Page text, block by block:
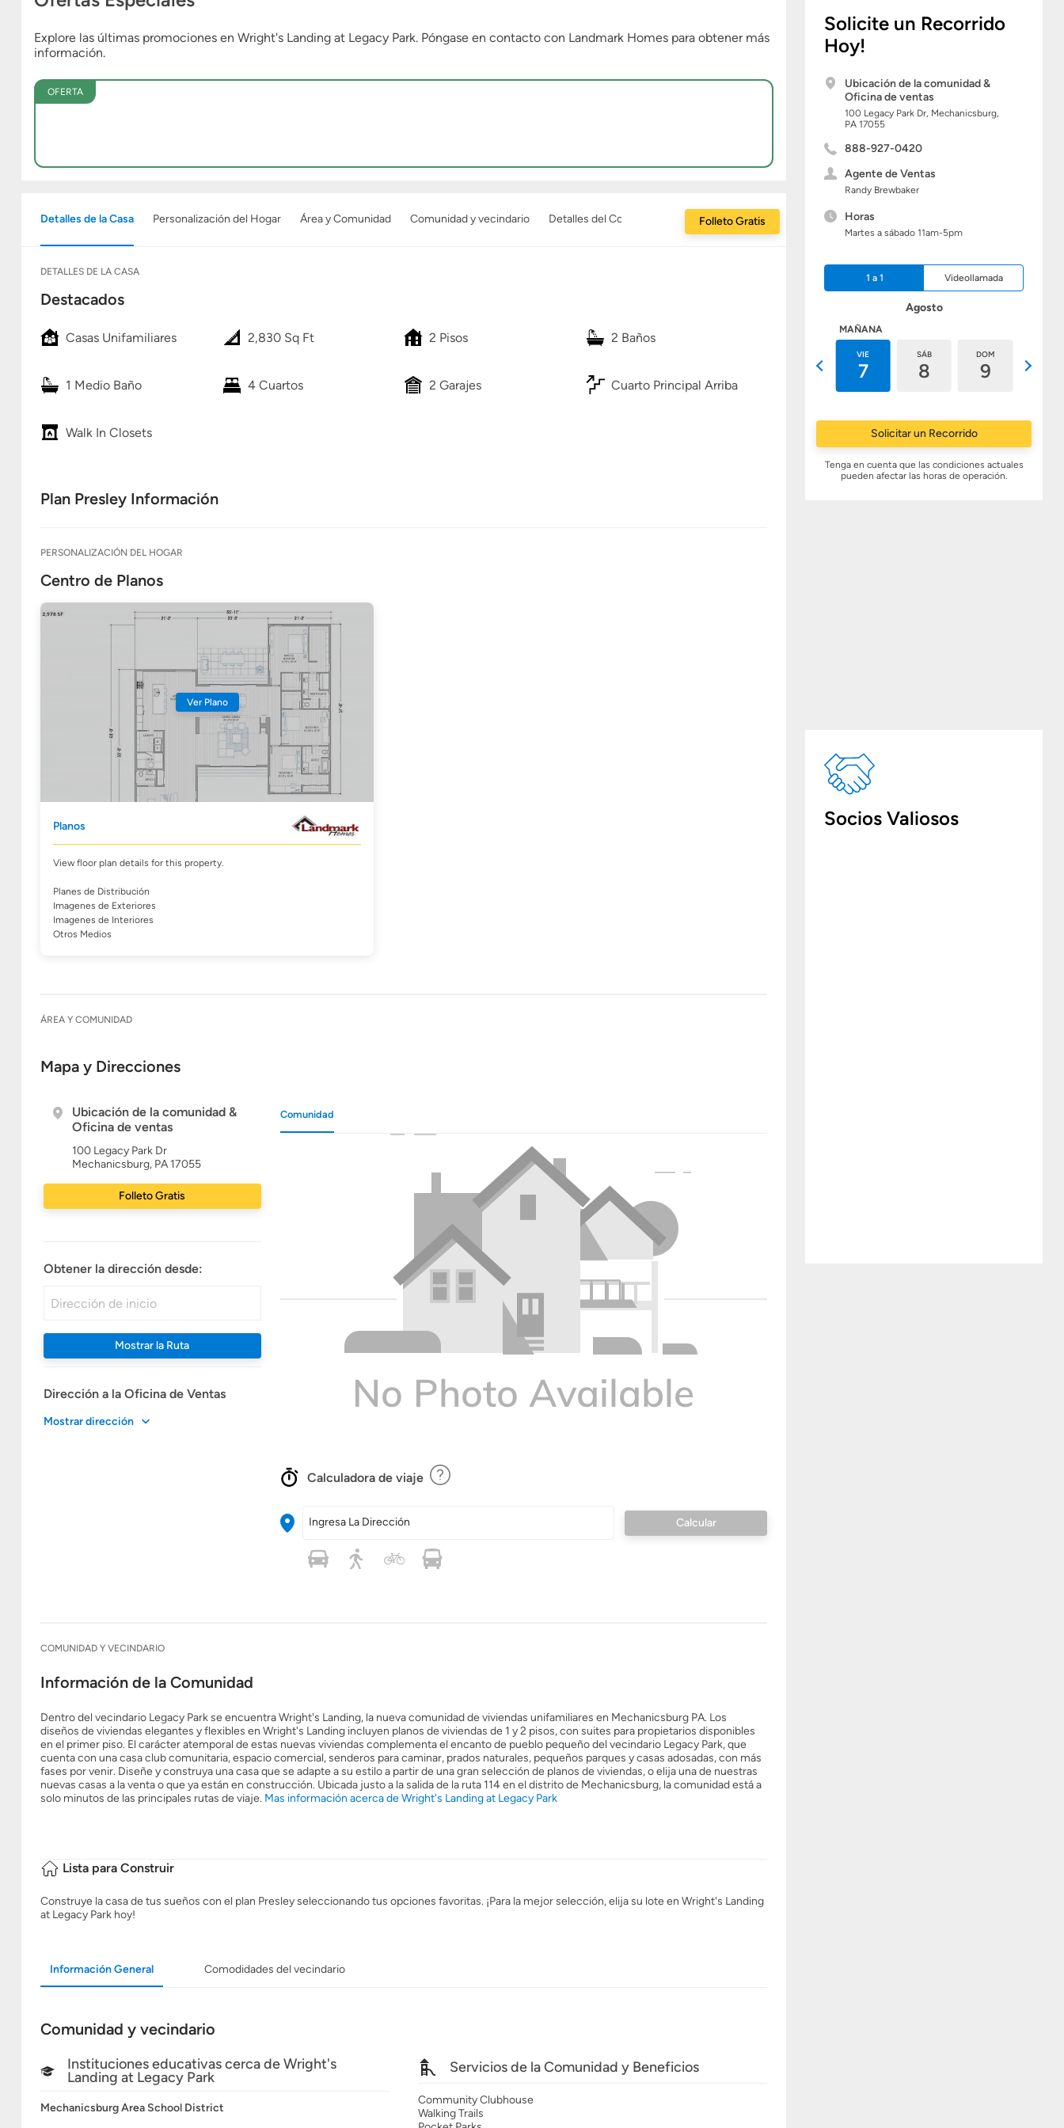
Solicite un Recorrido
Hoy!
Ubicación de la comunidad &
Oficina de ventas
100 Legacy Park Dr, Mechanicsburg,
PA 17055
888-927-0420
Agente de Ventas
Randy Brewbaker
Horas
Martes a sábado 11am-5pm
1 a 1 Videollamada
Agosto
MAÑANA
VIE
7
SÁB
8
DOM
9
Solicitar un Recorrido
Tenga en cuenta que las condiciones actuales
pueden afectar las horas de operación.
Socios Valiosos
Explore las últimas promociones en Wright's Landing at Legacy Park. Póngase en contacto con Landmark Homes para obtener más
información.
OFERTA
Detalles de la Casa Personalización del Hogar Área y Comunidad Comunidad y vecindario Detalles del Constructor Folleto Gratis
DETALLES DE LA CASA
Destacados
Casas Unifamiliares 2,830 Sq Ft 2 Pisos 2 Baños
1 Medio Baño 4 Cuartos 2 Garajes Cuarto Principal Arriba
Walk In Closets
Plan Presley Información
PERSONALIZACIÓN DEL HOGAR
Centro de Planos
Ver Plano
Planos
View floor plan details for this property.
Planes de Distribución
Imagenes de Exteriores
Imagenes de Interiores
Otros Medios
ÁREA Y COMUNIDAD
Mapa y Direcciones
Ubicación de la comunidad &
Oficina de ventas
100 Legacy Park Dr
Mechanicsburg, PA 17055
Folleto Gratis
Obtener la dirección desde:
Mostrar la Ruta
Dirección a la Oficina de Ventas
Mostrar dirección
Comunidad
Calculadora de viaje
Ingresa La Dirección
COMUNIDAD Y VECINDARIO
Información de la Comunidad
Dentro del vecindario Legacy Park se encuentra Wright's Landing, la nueva comunidad de viviendas unifamiliares en Mechanicsburg PA. Los
diseños de viviendas elegantes y flexibles en Wright's Landing incluyen planos de viviendas de 1 y 2 pisos, con suites para propietarios disponibles
en el primer piso. El carácter atemporal de estas nuevas viviendas complementa el encanto de pueblo pequeño del vecindario Legacy Park, que
cuenta con una casa club comunitaria, espacio comercial, senderos para caminar, prados naturales, pequeños parques y casas adosadas, con más
fases por venir. Diseñe y construya una casa que se adapte a su estilo a partir de una gran selección de planos de viviendas, o elija una de nuestras
nuevas casas a la venta o que ya están en construcción. Ubicada justo a la salida de la ruta 114 en el distrito de Mechanicsburg, la comunidad está a
solo minutos de las principales rutas de viaje. Mas información acerca de Wright's Landing at Legacy Park
Lista para Construir
Construye la casa de tus sueños con el plan Presley seleccionando tus opciones favoritas. ¡Para la mejor selección, elija su lote en Wright's Landing
at Legacy Park hoy!
Información General Comodidades del vecindario
Comunidad y vecindario
Instituciones educativas cerca de Wright's
Landing at Legacy Park
Mechanicsburg Area School District
Servicios de la Comunidad y Beneficios
Community Clubhouse
Walking Trails